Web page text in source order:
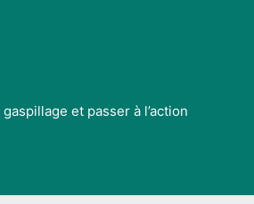
et passer à l’action